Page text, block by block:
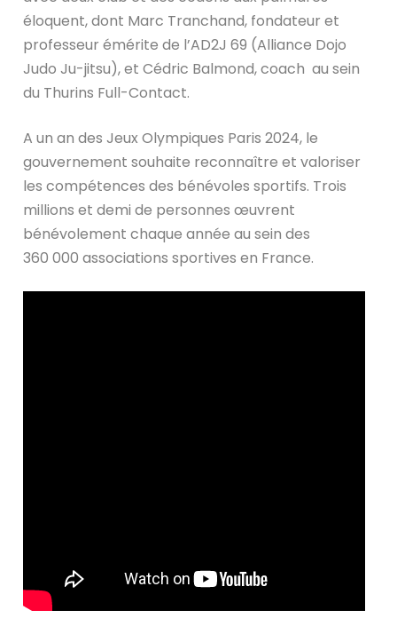
éloquent, dont Marc Tranchand, fondateur et
professeur émérite de l’AD2J 69 (Alliance Dojo
Judo Ju-jitsu), et Cédric Balmond, coach au sein
du Thurins Full-Contact.
A un an des Jeux Olympiques Paris 2024, le
gouvernement souhaite reconnaître et valoriser
les compétences des bénévoles sportifs. Trois
millions et demi de personnes œuvrent
bénévolement chaque année au sein des
360 000 associations sportives en France.